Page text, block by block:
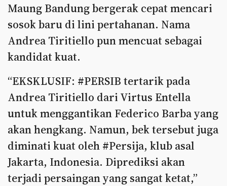
Maung Bandung bergerak cepat mencari
sosok baru di lini pertahanan. Nama
Andrea Tiritiello pun mencuat sebagai
kandidat kuat.
“EKSKLUSIF: #PERSIB tertarik pada
Andrea Tiritiello dari Virtus Entella
untuk menggantikan Federico Barba yang
akan hengkang. Namun, bek tersebut juga
diminati kuat oleh #Persija, klub asal
Jakarta, Indonesia. Diprediksi akan
terjadi persaingan yang sangat ketat,”